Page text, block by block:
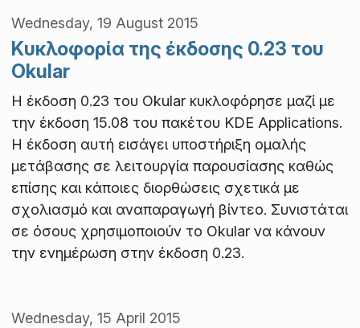
Wednesday, 19 August 2015
Κυκλοφορία της έκδοσης 0.23 του
Okular
Η έκδοση 0.23 του Okular κυκλοφόρησε μαζί με
την έκδοση 15.08 του πακέτου KDE Applications.
Η έκδοση αυτή εισάγει υποστήριξη ομαλής
μετάβασης σε λειτουργία παρουσίασης καθώς
επίσης και κάποιες διορθώσεις σχετικά με
σχολιασμό και αναπαραγωγή βίντεο. Συνιστάται
σε όσους χρησιμοποιούν το Okular να κάνουν
την ενημέρωση στην έκδοση 0.23.
Wednesday, 15 April 2015